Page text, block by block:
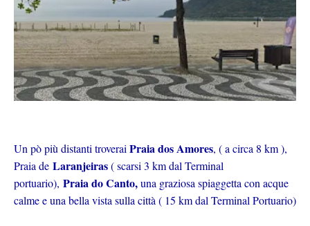
Un pò più distanti troveraiPraia dos Amores, ( a circa 8 km ),
Praia de Laranjeiras( scarsi 3 km dal Terminal
portuario), Praia do Canto,una graziosa spiaggetta con acque
calme e una bella vista sulla città ( 15 km dal Terminal Portuario)